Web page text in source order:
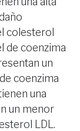
colesterol
de coenzima
un
coenzima
una
un menor
LDL.